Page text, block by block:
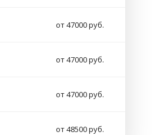
от 47000 руб.
от 47000 руб.
от 47000 руб.
от 48500 руб.